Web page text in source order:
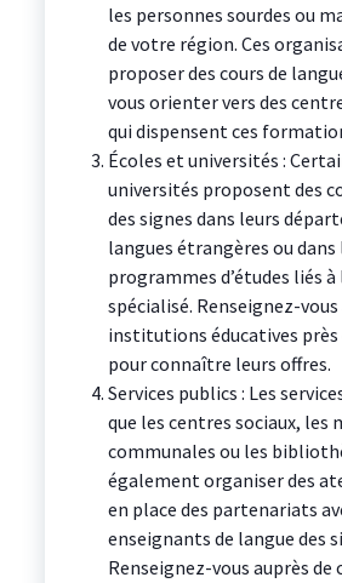
les personnes sourdes ou
de votre région. Ces
proposer des cours de
vous orienter vers des
qui dispensent ces
Écoles et universités :
universités proposent des
des signes dans leurs
langues étrangères ou dans
programmes d’études liés
spécialisé. Renseignez-vous
institutions éducatives près
pour connaître leurs offres.
Services publics : Les
que les centres sociaux, les
communales ou les
également organiser des
en place des partenariats
enseignants de langue des
Renseignez-vous auprès de